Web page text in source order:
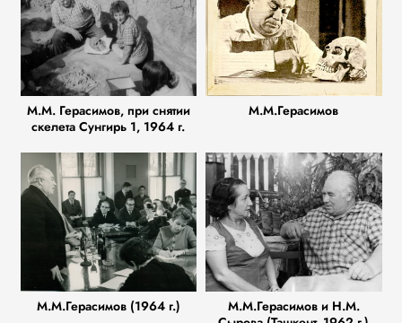
М.М. Герасимов, при снятии
скелета Сунгирь 1, 1964 г.
М.М.Герасимов
М.М.Герасимов (1964 г.)
М.М.Герасимов и Н.М.